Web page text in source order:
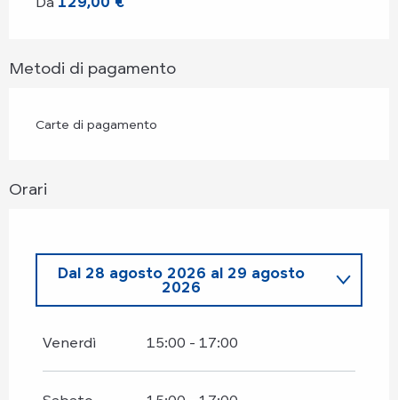
Metodi di pagamento
Carte di pagamento
Orari
Dal 28 agosto 2026 al 29 agosto
2026
Venerdì 15:00 - 17:00